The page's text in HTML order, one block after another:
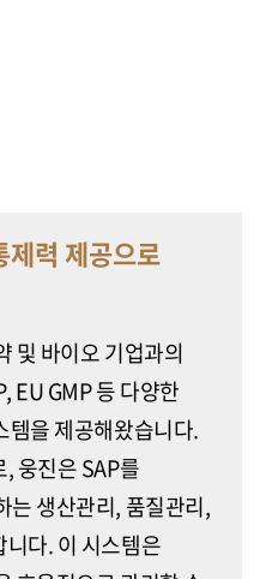
제력 제공으로
및 바이오 기업과의
EU GMP 등 다양한
템을 제공해왔습니다.
웅진은 SAP를
는 생산관리, 품질관리,
다. 이 시스템은